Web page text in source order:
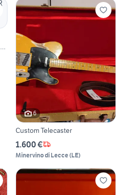
6
Custom Telecaster
1.600 €
Minervino di Lecce(LE)